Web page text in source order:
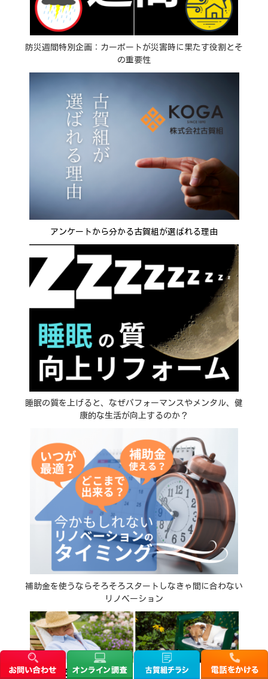
防災週間特別企画：カーポートが災害時に果たす役割とそ
の重要性
アンケートから分かる古賀組が選ばれる理由
睡眠の質を上げると、なぜパフォーマンスやメンタル、健
康的な生活が向上するのか？
補助金を使うならそろそろスタートしなきゃ間に合わない
リノベーション